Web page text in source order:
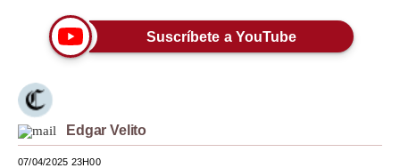
Viajes
Estilos
Mundo
Suscríbete a YouTube
Edgar Velito
07/04/2025 23H00